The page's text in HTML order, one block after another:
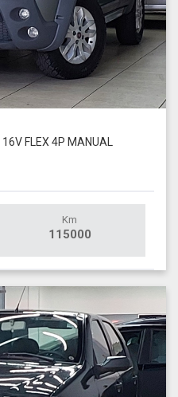
FLEX 4P MANUAL
Km
115000